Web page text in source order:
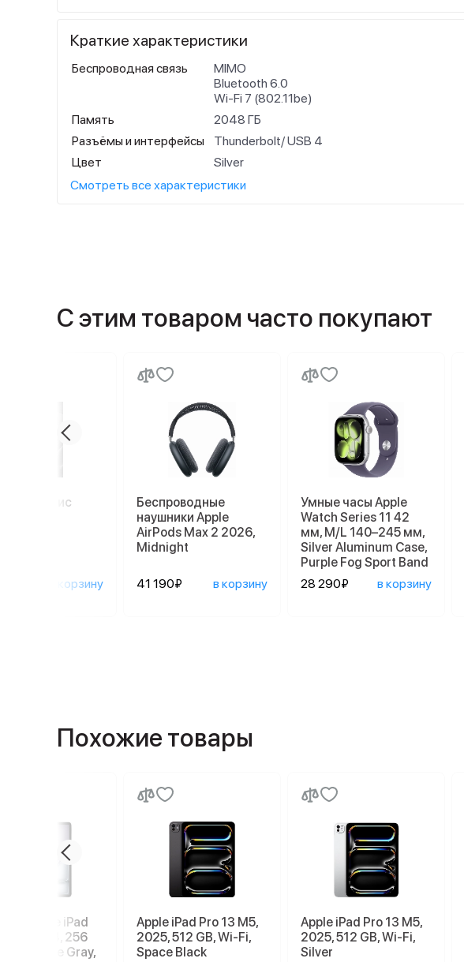
Краткие характеристики
Беспроводная связь
MIMO
Bluetooth 6.0
Wi-Fi 7 (802.11be)
Память
2048 ГБ
Разъёмы и интерфейсы
Thunderbolt/ USB 4
Цвет
Silver
Смотреть все характеристики
С этим товаром часто покупают
сервис
в корзину
Беспроводные
наушники Apple
AirPods Max 2 2026,
Midnight
41 190₽ в корзину
Умные часы Apple
Watch Series 11 42
мм, M/L 140–245 мм,
Silver Aluminum Case,
Purple Fog Sport Band
28 290₽
в корзину
Похожие товары
Apple iPad
2026 M4, 256
Fi, Space Gray,
Apple iPad Pro 13 M5,
2025, 512 GB, Wi-Fi,
Space Black
Apple iPad Pro 13 M5,
2025, 512 GB, Wi-Fi,
Silver